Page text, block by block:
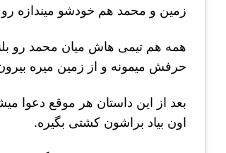
زمین و محمد هم خودشو میندازه
همه هم تیمی هاش میان محمد رو
حرفش میمونه و از زمین میره
بعد از این داستان هر موقع دعوا
اون بیاد براشون کشتی بگیره.